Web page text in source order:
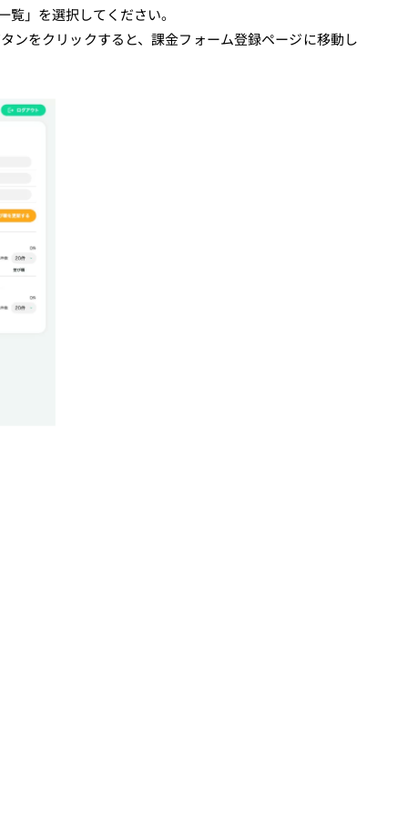
」を選択してください。
ンをクリックすると、課金フォーム登録ページに移動し